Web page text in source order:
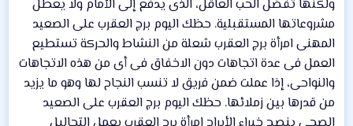
ولكنها تفضل الحب العاقل، الذى يدفع إلى الأمام ولا يعطل
مشروعاتها المستقبلية. حظك اليوم برج العقرب على الصعيد
المهنى امرأة برج العقرب شعلة من النشاط والحركة تستطيع
العمل فى عدة اتجاهات دون الاخفاق فى أى من هذه الاتجاهات
والنواحى، إذا عملت ضمن فريق لا تنسب النجاح لها وهو ما يزيد
من قدرها بين زملائها. حظك اليوم برج العقرب على الصعيد